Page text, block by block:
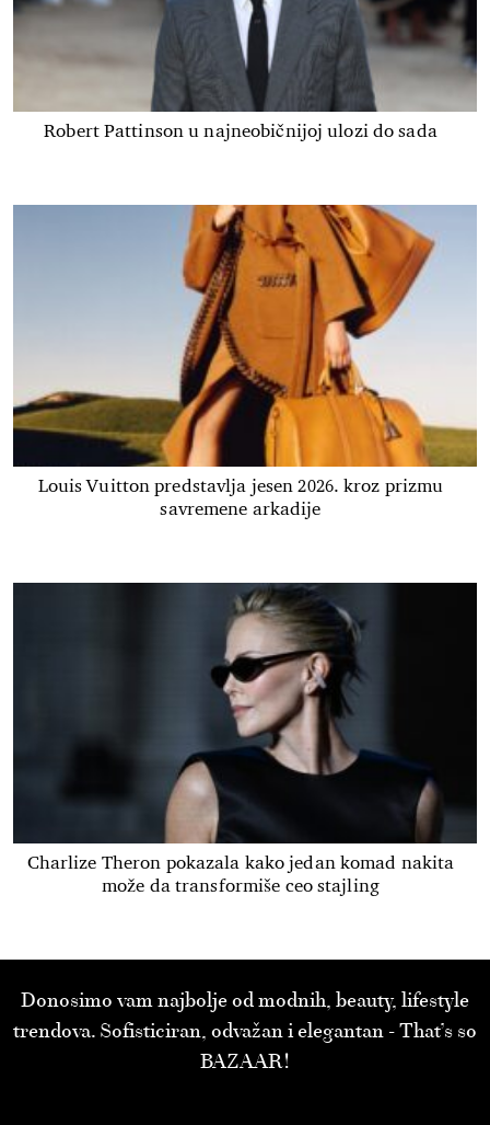
Robert Pattinson u najneobičnijoj ulozi do sada
Louis Vuitton predstavlja jesen 2026. kroz prizmu
savremene arkadije
Charlize Theron pokazala kako jedan komad nakita
može da transformiše ceo stajling
Donosimo vam najbolje od modnih, beauty, lifestyle
trendova. Sofisticiran, odvažan i elegantan - That’s so
BAZAAR!